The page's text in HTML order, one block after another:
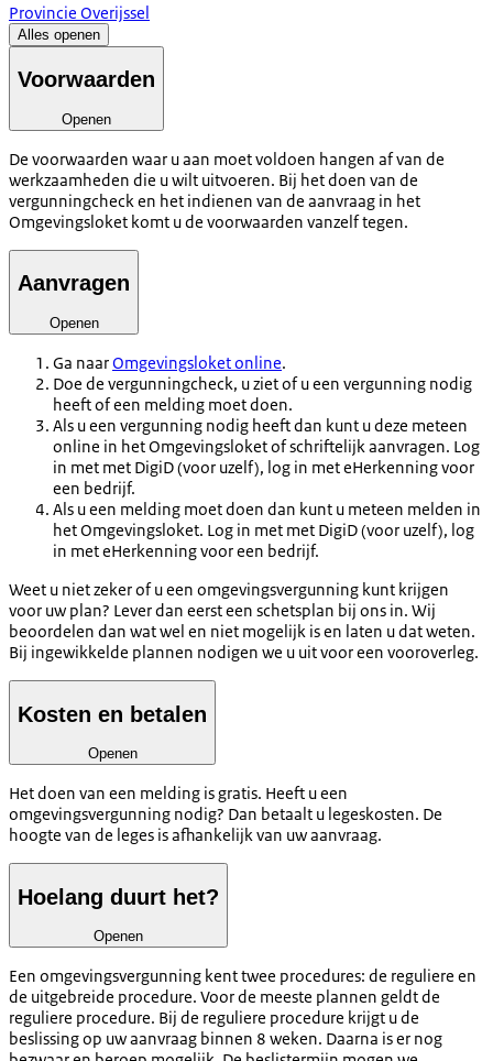
Provincie Overijssel
Alles openen
Voorwaarden
Openen
De voorwaarden waar u aan moet voldoen hangen af van de
werkzaamheden die u wilt uitvoeren. Bij het doen van de
vergunningcheck en het indienen van de aanvraag in het
Omgevingsloket komt u de voorwaarden vanzelf tegen.
Aanvragen
Openen
Ga naarOmgevingsloket online.
Doe de vergunningcheck, u ziet of u een vergunning nodig
heeft of een melding moet doen.
Als u een vergunning nodig heeft dan kunt u deze meteen
online in het Omgevingsloket of schriftelijk aanvragen. Log
in met met DigiD (voor uzelf), log in met eHerkenning voor
een bedrijf.
Als u een melding moet doen dan kunt u meteen melden in
het Omgevingsloket. Log in met met DigiD (voor uzelf), log
in met eHerkenning voor een bedrijf.
Weet u niet zeker of u een omgevingsvergunning kunt krijgen
voor uw plan? Lever dan eerst een schetsplan bij ons in. Wij
beoordelen dan wat wel en niet mogelijk is en laten u dat weten.
Bij ingewikkelde plannen nodigen we u uit voor een vooroverleg.
Kosten en betalen
Openen
Het doen van een melding is gratis. Heeft u een
omgevingsvergunning nodig? Dan betaalt u legeskosten. De
hoogte van de leges is afhankelijk van uw aanvraag.
Hoelang duurt het?
Openen
Een omgevingsvergunning kent twee procedures: de reguliere en
de uitgebreide procedure. Voor de meeste plannen geldt de
reguliere procedure. Bij de reguliere procedure krijgt u de
beslissing op uw aanvraag binnen 8 weken. Daarna is er nog